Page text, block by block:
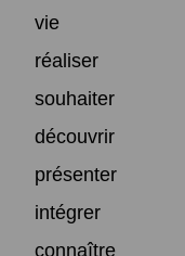
vie
réaliser
souhaiter
découvrir
présenter
intégrer
connaître